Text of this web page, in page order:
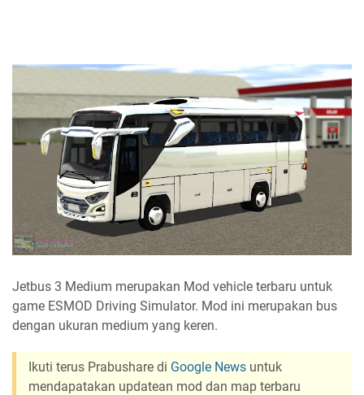
Jetbus 3 Medium merupakan Mod vehicle terbaru untuk
game ESMOD Driving Simulator. Mod ini merupakan bus
dengan ukuran medium yang keren.
Ikuti terus Prabushare di Google News untuk
mendapatakan updatean mod dan map terbaru